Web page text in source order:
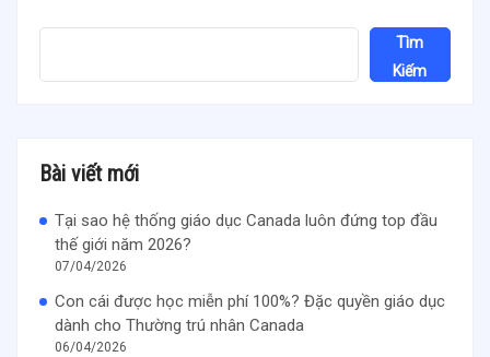
Tìm
Kiếm
Bài viết mới
Tại sao hệ thống giáo dục Canada luôn đứng top đầu
thế giới năm 2026?
07/04/2026
Con cái được học miễn phí 100%? Đặc quyền giáo dục
dành cho Thường trú nhân Canada
06/04/2026